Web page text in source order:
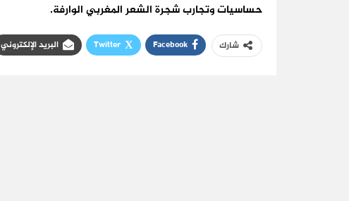
حساسيات وتجارب شجرة الشعر المغربي الوارفة.
شارك Facebook
Twitter البريد الإلكتروني